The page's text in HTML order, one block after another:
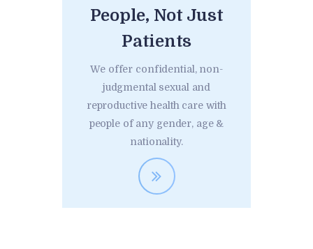
People, Not Just
Patients
We offer confidential, non-
judgmental sexual and
reproductive health care with
people of any gender, age &
nationality.